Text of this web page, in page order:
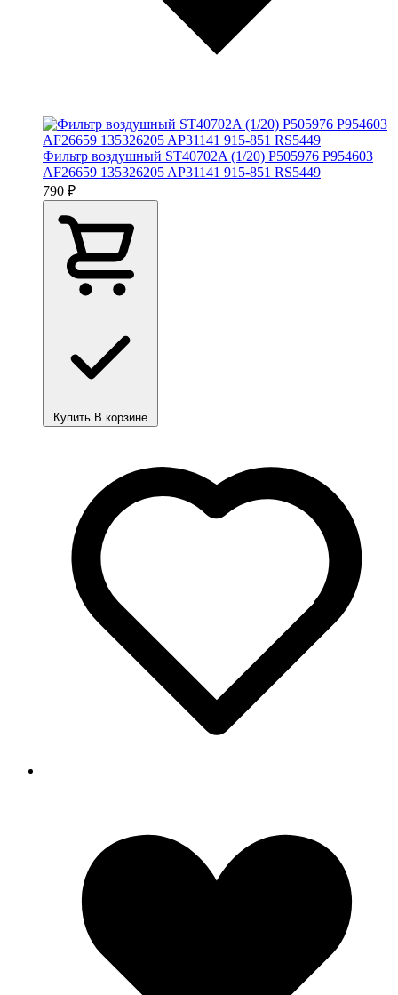
Фильтр воздушный ST40702A (1/20) P505976 P954603
AF26659 135326205 AP31141 915-851 RS5449
790 ₽
Купить В корзине